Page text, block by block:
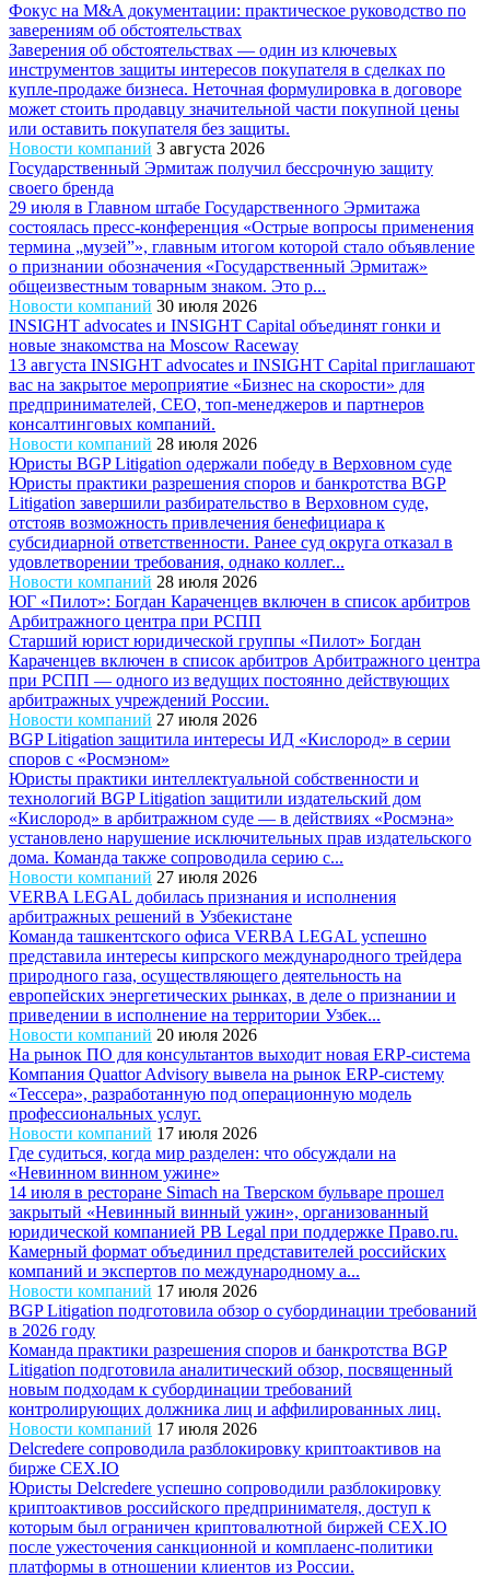
Фокус на M&A документации: практическое руководство по
заверениям об обстоятельствах
Заверения об обстоятельствах — один из ключевых
инструментов защиты интересов покупателя в сделках по
купле-продаже бизнеса. Неточная формулировка в договоре
может стоить продавцу значительной части покупной цены
или оставить покупателя без защиты.
Новости компаний 3 августа 2026
Государственный Эрмитаж получил бессрочную защиту
своего бренда
29 июля в Главном штабе Государственного Эрмитажа
состоялась пресс-конференция «Острые вопросы применения
термина „музей”», главным итогом которой стало объявление
о признании обозначения «Государственный Эрмитаж»
общеизвестным товарным знаком. Это р...
Новости компаний 30 июля 2026
INSIGHT advocates и INSIGHT Capital объединят гонки и
новые знакомства на Moscow Raceway
13 августа INSIGHT advocates и INSIGHT Capital приглашают
вас на закрытое мероприятие «Бизнес на скорости» для
предпринимателей, CEO, топ-менеджеров и партнеров
консалтинговых компаний.
Новости компаний 28 июля 2026
Юристы BGP Litigation одержали победу в Верховном суде
Юристы практики разрешения споров и банкротства BGP
Litigation завершили разбирательство в Верховном суде,
отстояв возможность привлечения бенефициара к
субсидиарной ответственности. Ранее суд округа отказал в
удовлетворении требования, однако коллег...
Новости компаний 28 июля 2026
ЮГ «Пилот»: Богдан Караченцев включен в список арбитров
Арбитражного центра при РСПП
Старший юрист юридической группы «Пилот» Богдан
Караченцев включен в список арбитров Арбитражного центра
при РСПП — одного из ведущих постоянно действующих
арбитражных учреждений России.
Новости компаний 27 июля 2026
BGP Litigation защитила интересы ИД «Кислород» в серии
споров с «Росмэном»
Юристы практики интеллектуальной собственности и
технологий BGP Litigation защитили издательский дом
«Кислород» в арбитражном суде — в действиях «Росмэна»
установлено нарушение исключительных прав издательского
дома. Команда также сопроводила серию с...
Новости компаний 27 июля 2026
VERBA LEGAL добилась признания и исполнения
арбитражных решений в Узбекистане
Команда ташкентского офиса VERBA LEGAL успешно
представила интересы кипрского международного трейдера
природного газа, осуществляющего деятельность на
европейских энергетических рынках, в деле о признании и
приведении в исполнение на территории Узбек...
Новости компаний 20 июля 2026
На рынок ПО для консультантов выходит новая ERP-система
Компания Quattor Advisory вывела на рынок ERP-систему
«Тессера», разработанную под операционную модель
профессиональных услуг.
Новости компаний 17 июля 2026
Где судиться, когда мир разделен: что обсуждали на
«Невинном винном ужине»
14 июля в ресторане Simach на Тверском бульваре прошел
закрытый «Невинный винный ужин», организованный
юридической компанией PB Legal при поддержке Право.ru.
Камерный формат объединил представителей российских
компаний и экспертов по международному а...
Новости компаний 17 июля 2026
BGP Litigation подготовила обзор о субординации требований
в 2026 году
Команда практики разрешения споров и банкротства BGP
Litigation подготовила аналитический обзор, посвященный
новым подходам к субординации требований
контролирующих должника лиц и аффилированных лиц.
Новости компаний 17 июля 2026
Delcredere сопроводила разблокировку криптоактивов на
бирже CEX.IO
Юристы Delcredere успешно сопроводили разблокировку
криптоактивов российского предпринимателя, доступ к
которым был ограничен криптовалютной биржей CEX.IO
после ужесточения санкционной и комплаенс-политики
платформы в отношении клиентов из России.